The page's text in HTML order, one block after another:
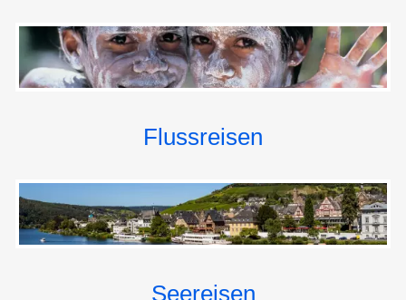
existiert heute noch und ist mit weltweit mehr als
32.000 Mitarbeitern und einer Bilanzsumme von rund
215 Milliarden Euro alles andere als betagt! (Allerdings
italienischen Regierung.)
Es gibt noch so vieles mehr zu entdecken, so daß
Dann fahren Sie zurück nach Montecatini Terme.
6. Tag: MONTECATINI TERME: ZUG-AUSFLUG
Tagesetappe ca. 65 km
Flussreisen
Seereisen